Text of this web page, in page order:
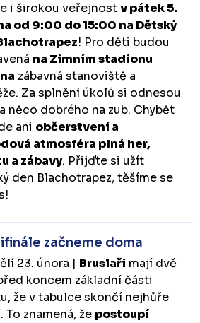
i širokou veřejnostv pátek 5.
od 9:00 do 15:00 na Dětský
! Pro děti budou
na Zimním stadionu
zábavná stanoviště a
Za splnění úkolů si odnesou
něco dobrého na zub. Chybět
ani občerstvení a
atmosféra plná her,
a zábavy. Přijďte si užít
den Blachotrapez, těšíme se
začneme doma
23. února | Bruslaři mají dvě
koncem základní části
že v tabulce skončí nejhůře
znamená, že postoupí